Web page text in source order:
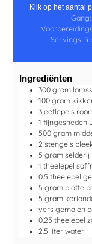
Klik op het aantal
Servings: 5
Ingrediënten
300 gram
100 gram
3 eetlepels
1 fijngesneden
500 gram
2 stengels
5 gram selderij
1 theelepel
0.5 theelepel
5 gram platte
5 gram
vers gemalen
0.25 theelepel
2.5 liter water